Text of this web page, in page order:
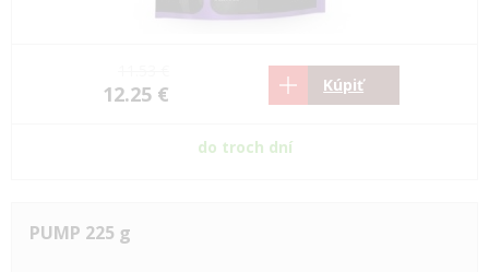
12.25 € Kúpiť
do troch dní
PUMP 225 g